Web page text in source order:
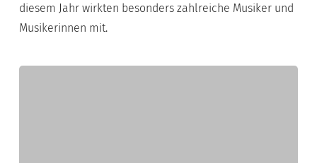
diesem Jahr wirkten besonders zahlreiche Musiker und
Musikerinnen mit.